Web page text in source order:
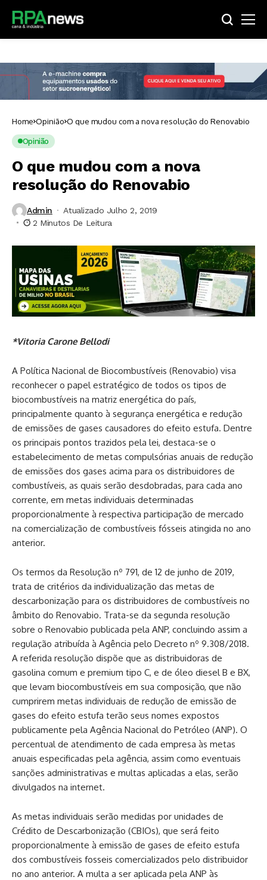
Home Opinião O que mudou com a nova resolução do Renovabio
Opinião
O que mudou com a nova
resolução do Renovabio
Admin
Atualizado Julho 2, 2019
2 Minutos De Leitura
*Vitoria Carone Bellodi
A Política Nacional de Biocombustíveis (Renovabio) visa
reconhecer o papel estratégico de todos os tipos de
biocombustíveis na matriz energética do país,
principalmente quanto à segurança energética e redução
de emissões de gases causadores do efeito estufa. Dentre
os principais pontos trazidos pela lei, destaca-se o
estabelecimento de metas compulsórias anuais de redução
de emissões dos gases acima para os distribuidores de
combustíveis, as quais serão desdobradas, para cada ano
corrente, em metas individuais determinadas
proporcionalmente à respectiva participação de mercado
na comercialização de combustíveis fósseis atingida no ano
anterior.
Os termos da Resolução nº 791, de 12 de junho de 2019,
trata de critérios da individualização das metas de
descarbonização para os distribuidores de combustíveis no
âmbito do Renovabio. Trata-se da segunda resolução
sobre o Renovabio publicada pela ANP, concluindo assim a
regulação atribuída à Agência pelo Decreto nº 9.308/2018.
A referida resolução dispõe que as distribuidoras de
gasolina comum e premium tipo C, e de óleo diesel B e BX,
que levam biocombustíveis em sua composição, que não
cumprirem metas individuais de redução de emissão de
gases do efeito estufa terão seus nomes expostos
publicamente pela Agência Nacional do Petróleo (ANP). O
percentual de atendimento de cada empresa às metas
anuais especificadas pela agência, assim como eventuais
sanções administrativas e multas aplicadas a elas, serão
divulgados na internet.
As metas individuais serão medidas por unidades de
Crédito de Descarbonização (CBIOs), que será feito
proporcionalmente à emissão de gases de efeito estufa
dos combustíveis fosseis comercializados pelo distribuidor
no ano anterior. A multa a ser aplicada pela ANP às